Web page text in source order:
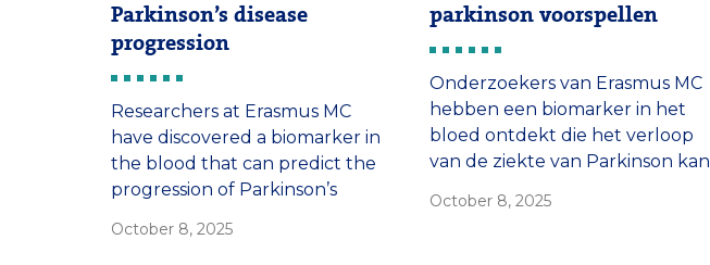
Parkinson’s disease
progression
Researchers at Erasmus MC
have discovered a biomarker in
the blood that can predict the
progression of Parkinson’s
the disease will be in three years
October 8, 2025
parkinson voorspellen
Onderzoekers van Erasmus MC
hebben een biomarker in het
bloed ontdekt die het verloop
van de ziekte van Parkinson kan
hoe ernstig de ziekte over drie
October 8, 2025